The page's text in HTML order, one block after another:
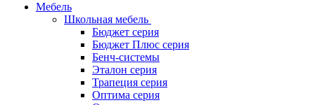
Мебель
Школьная мебель
Бюджет серия
Бюджет Плюс серия
Бенч-системы
Эталон серия
Трапеция серия
Оптима серия